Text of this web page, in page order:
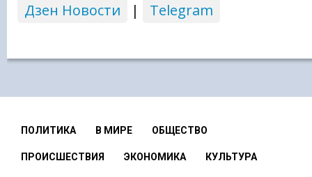
Дзен Новости
| Telegram
ПОЛИТИКА В МИРЕ ОБЩЕСТВО
ПРОИСШЕСТВИЯ ЭКОНОМИКА КУЛЬТУРА